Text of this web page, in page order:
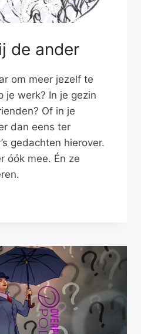
de ander
om meer jezelf te
je werk? In je gezin
Of in je
dan eens ter
gedachten hierover.
óók mee. Én ze